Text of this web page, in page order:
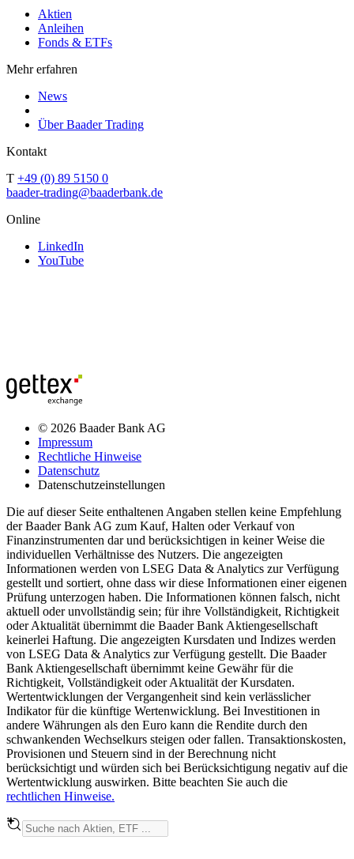
Aktien
Anleihen
Fonds & ETFs
Mehr erfahren
News
Über Baader Trading
Kontakt
T +49 (0) 89 5150 0
baader-trading@baaderbank.de
Online
LinkedIn
YouTube
© 2026 Baader Bank AG
Impressum
Rechtliche Hinweise
Datenschutz
Datenschutzeinstellungen
Die auf dieser Seite enthaltenen Angaben stellen keine Empfehlung
der Baader Bank AG zum Kauf, Halten oder Verkauf von
Finanzinstrumenten dar und berücksichtigen in keiner Weise die
individuellen Verhältnisse des Nutzers. Die angezeigten
Informationen werden von LSEG Data & Analytics zur Verfügung
gestellt und sortiert, ohne dass wir diese Informationen einer eigenen
Prüfung unterzogen haben. Die Informationen können falsch, nicht
aktuell oder unvollständig sein; für ihre Vollständigkeit, Richtigkeit
oder Aktualität übernimmt die Baader Bank Aktiengesellschaft
keinerlei Haftung. Die angezeigten Kursdaten und Indizes werden
von LSEG Data & Analytics zur Verfügung gestellt. Die Baader
Bank Aktiengesellschaft übernimmt keine Gewähr für die
Richtigkeit, Vollständigkeit oder Aktualität der Kursdaten.
Wertentwicklungen der Vergangenheit sind kein verlässlicher
Indikator für die künftige Wertenwicklung. Bei Investitionen in
andere Währungen als den Euro kann die Rendite durch den
schwankenden Wechselkurs steigen oder fallen. Transaktionskosten,
Provisionen und Steuern sind in der Berechnung nicht
berücksichtigt und würden sich bei Berücksichtigung negativ auf die
Wertentwicklung auswirken. Bitte beachten Sie auch die
rechtlichen Hinweise.